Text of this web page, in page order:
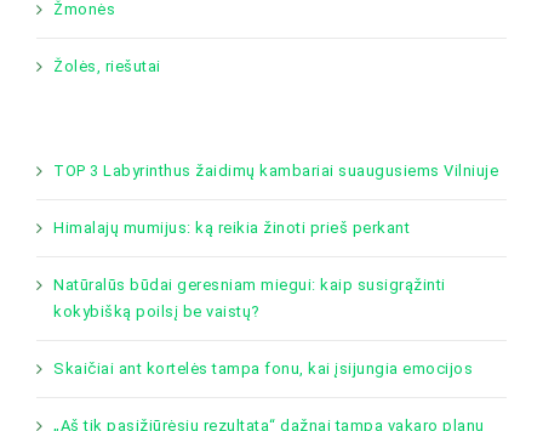
Žmonės
Žolės, riešutai
TOP 3 Labyrinthus žaidimų kambariai suaugusiems Vilniuje
Himalajų mumijus: ką reikia žinoti prieš perkant
Natūralūs būdai geresniam miegui: kaip susigrąžinti
kokybišką poilsį be vaistų?
Skaičiai ant kortelės tampa fonu, kai įsijungia emocijos
„Aš tik pasižiūrėsiu rezultatą“ dažnai tampa vakaro planu